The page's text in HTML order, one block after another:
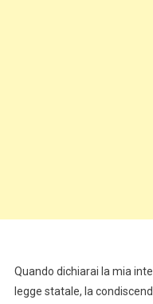
Quando dichiarai la mia
legge statale, la